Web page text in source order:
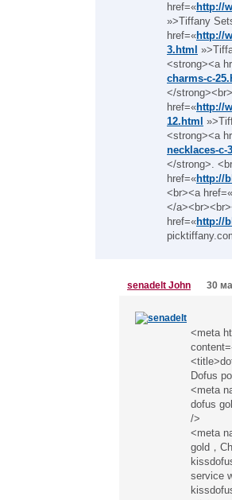
href=«http://
»>Tiffany
href=«http://
3.html
<strong><a
charms-c-
</
href=«http://
12.html
<strong><a
necklaces-c-
</strong>.
href=«http://
<br><a href=«
</
href=«http://
senadelt John 30
<meta
Dofus
<meta
dofus
/>
<meta
gold，
service